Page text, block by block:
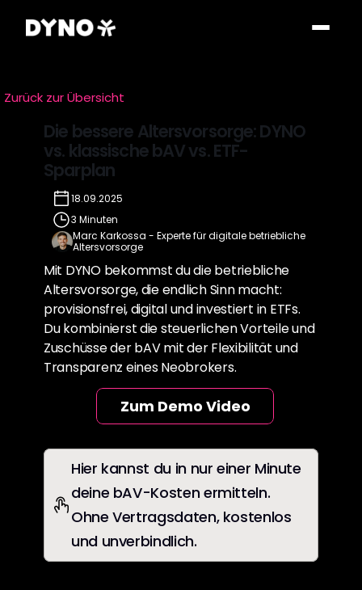
Zurück zur Übersicht
Die bessere Altersvorsorge: DYNO
vs. klassische bAV vs. ETF-
Sparplan
3 Minuten
18.09.2025
Marc Karkossa - Experte für digitale betriebliche
Altersvorsorge
Mit DYNO bekommst du die betriebliche
Altersvorsorge, die endlich Sinn macht:
provisionsfrei, digital und investiert in ETFs.
Du kombinierst die steuerlichen Vorteile und
Zuschüsse der bAV mit der Flexibilität und
Transparenz eines Neobrokers.
Zum Demo Video
Hier kannst du in nur einer Minute
deine bAV-Kosten ermitteln.
Ohne Vertragsdaten, kostenlos
und unverbindlich.